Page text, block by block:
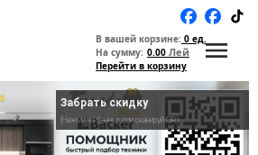
В вашей корзине: 0 ед.
На сумму: 0.00 Лей
Перейти в корзину
Распродажа